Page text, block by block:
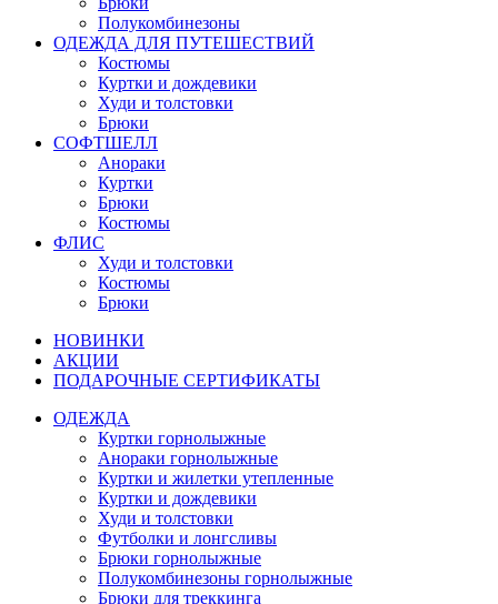
Полукомбинезоны
ОДЕЖДА ДЛЯ ПУТЕШЕСТВИЙ
Костюмы
Куртки и дождевики
Худи и толстовки
Брюки
СОФТШЕЛЛ
Анораки
Куртки
Брюки
Костюмы
ФЛИС
Худи и толстовки
Костюмы
Брюки
НОВИНКИ
АКЦИИ
ПОДАРОЧНЫЕ СЕРТИФИКАТЫ
ОДЕЖДА
Куртки горнолыжные
Анораки горнолыжные
Куртки и жилетки утепленные
Куртки и дождевики
Худи и толстовки
Футболки и лонгсливы
Брюки горнолыжные
Полукомбинезоны горнолыжные
Брюки для треккинга